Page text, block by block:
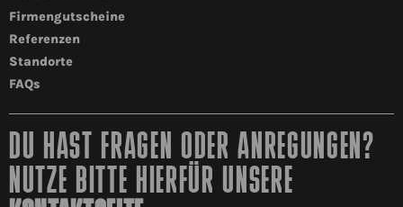
Firmengutscheine
Referenzen
Standorte
FAQs
DU HAST FRAGEN ODER ANREGUNGEN?
NUTZE BITTE HIERFÜR UNSERE